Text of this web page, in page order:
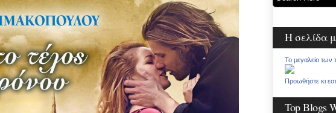
Η σελίδα
Το μεγαλείο των
Προωθήστε κι
Top Blogs